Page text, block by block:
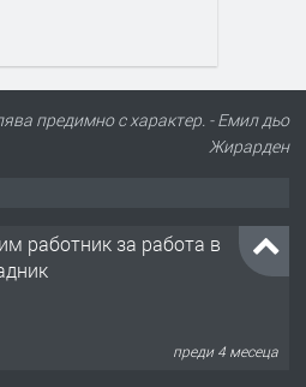
предимно с характер. - Емил дьо
Жирарден
работник за работа в
преди 4 месеца